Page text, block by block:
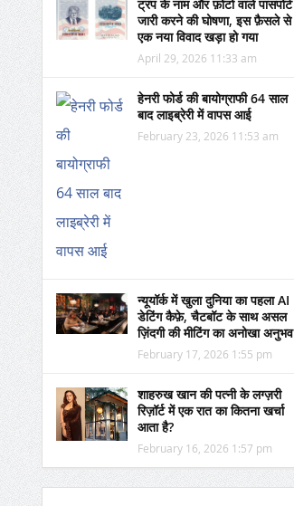
ट्रंप के नाम और फ़ोटो वाले पासपोर्ट
जारी करने की घोषणा, इस फ़ैसले से
एक नया विवाद खड़ा हो गया
April 29, 2026 11:33 am
हेनरी फोर्ड की बायोग्राफी 64 साल
बाद लाइब्रेरी में वापस आई
February 23, 2026 11:53 am
न्यूयॉर्क में खुला दुनिया का पहला AI
डेटिंग कैफ़े, चैटबॉट के साथ असल
ज़िंदगी की मीटिंग का अनोखा अनुभव
February 17, 2026 1:55 pm
शाहरुख खान की पत्नी के लग्ज़री
रिज़ॉर्ट में एक रात का कितना खर्चा
आता है?
February 16, 2026 1:57 pm